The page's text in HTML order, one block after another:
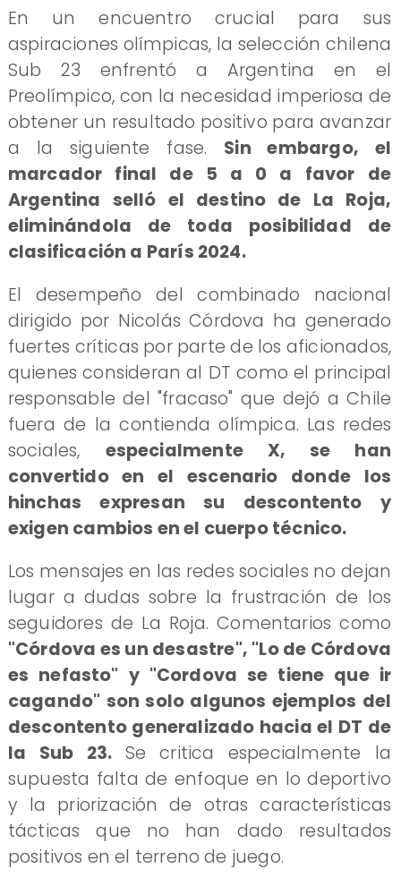
​En un encuentro crucial para sus
aspiraciones olímpicas, la selección chilena
Sub 23 enfrentó a Argentina en el
Preolímpico, con la necesidad imperiosa de
obtener un resultado positivo para avanzar
a la siguiente fase. Sin embargo, el
marcador final de 5 a 0 a favor de
Argentina selló el destino de La Roja,
eliminándola de toda posibilidad de
clasificación a París 2024.
El desempeño del combinado nacional
dirigido por Nicolás Córdova ha generado
fuertes críticas por parte de los aficionados,
quienes consideran al DT como el principal
responsable del "fracaso" que dejó a Chile
fuera de la contienda olímpica. Las redes
sociales, especialmente X, se han
convertido en el escenario donde los
hinchas expresan su descontento y
exigen cambios en el cuerpo técnico.
Los mensajes en las redes sociales no dejan
lugar a dudas sobre la frustración de los
seguidores de La Roja. Comentarios como
"Córdova es un desastre", "Lo de Córdova
es nefasto" y "Cordova se tiene que ir
cagando" son solo algunos ejemplos del
descontento generalizado hacia el DT de
la Sub 23. Se critica especialmente la
supuesta falta de enfoque en lo deportivo
y la priorización de otras características
tácticas que no han dado resultados
positivos en el terreno de juego.